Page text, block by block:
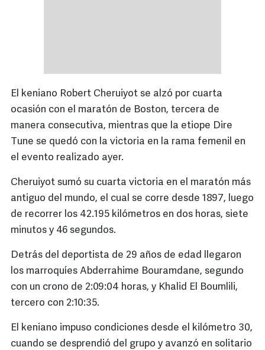
El keniano Robert Cheruiyot se alzó por cuarta
ocasión con el maratón de Boston, tercera de
manera consecutiva, mientras que la etiope Dire
Tune se quedó con la victoria en la rama femenil en
el evento realizado ayer.
Cheruiyot sumó su cuarta victoria en el maratón más
antiguo del mundo, el cual se corre desde 1897, luego
de recorrer los 42.195 kilómetros en dos horas, siete
minutos y 46 segundos.
Detrás del deportista de 29 años de edad llegaron
los marroquíes Abderrahime Bouramdane, segundo
con un crono de 2:09:04 horas, y Khalid El Boumlili,
tercero con 2:10:35.
El keniano impuso condiciones desde el kilómetro 30,
cuando se desprendió del grupo y avanzó en solitario